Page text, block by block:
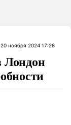
20 ноября 2024 17:28
Лондон